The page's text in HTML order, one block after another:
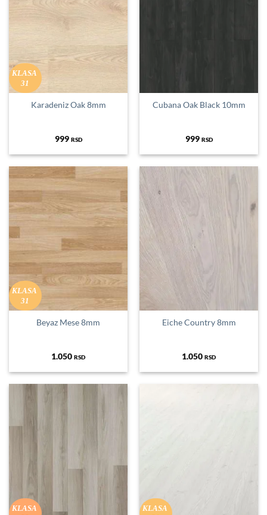
KLASA
31
Karadeniz Oak 8mm
999 RSD
Cubana Oak Black 10mm
999 RSD
KLASA
31
Beyaz Mese 8mm
1.050 RSD
Eiche Country 8mm
1.050 RSD
KLASA
KLASA